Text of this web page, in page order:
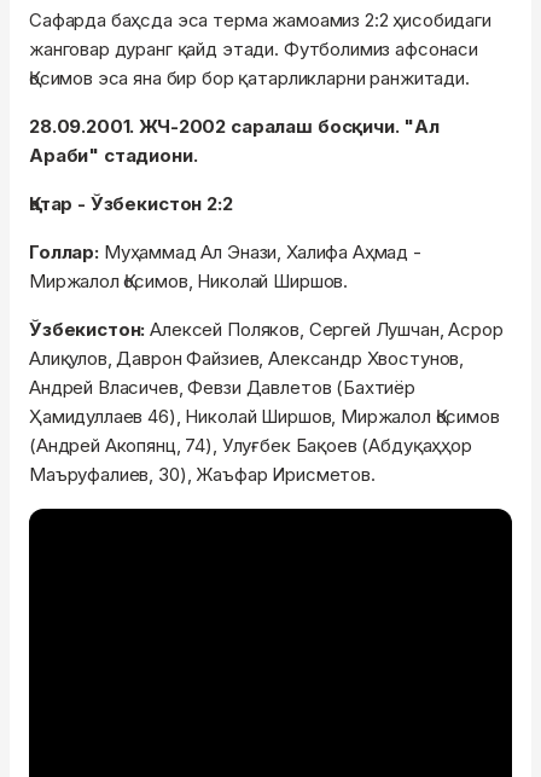
Сафарда баҳсда эса терма жамоамиз 2:2 ҳисобидаги
жанговар дуранг қайд этади. Футболимиз афсонаси
Қосимов эса яна бир бор қатарликларни ранжитади.
28.09.2001. ЖЧ-2002 саралаш босқичи. "Ал
Араби" стадиони.
Қатар - Ўзбекистон 2:2
Голлар:Муҳаммад Ал Энази, Халифа Аҳмад -
Миржалол Қосимов, Николай Ширшов.
Ўзбекистон:Алексей Поляков, Сергей Лушчан, Асрор
Алиқулов, Даврон Файзиев, Александр Хвостунов,
Андрей Власичев, Февзи Давлетов (Бахтиёр
Ҳамидуллаев 46), Николай Ширшов, Миржалол Қосимов
(Андрей Акопянц, 74), Улуғбек Бақоев (Абдуқаҳҳор
Маъруфалиев, 30), Жаъфар Ирисметов.